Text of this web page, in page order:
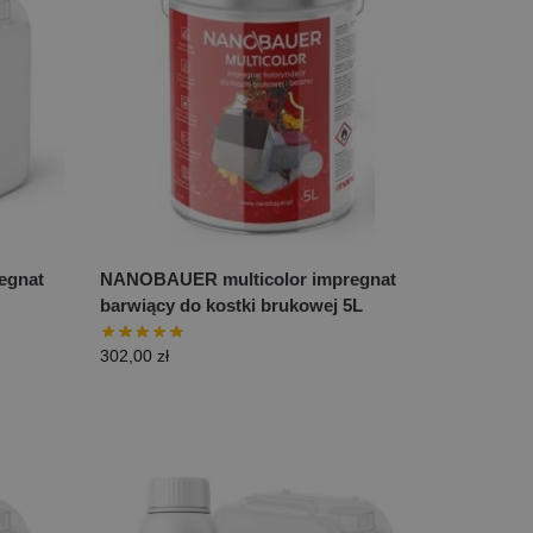
NANOBAUER multicolor impregnat
barwiący do kostki brukowej 5L
302,00 zł